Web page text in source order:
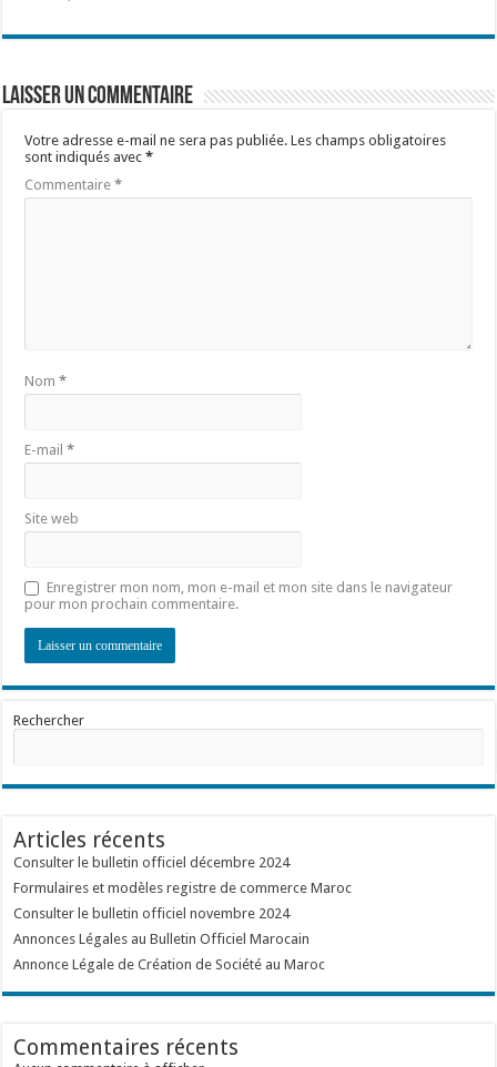
Laisser un commentaire
Votre adresse e-mail ne sera pas publiée. Les champs obligatoires
sont indiqués avec*
Commentaire*
Nom*
E-mail*
Site web
Enregistrer mon nom, mon e-mail et mon site dans le navigateur
pour mon prochain commentaire.
Rechercher
Articles récents
Consulter le bulletin officiel décembre 2024
Formulaires et modèles registre de commerce Maroc
Consulter le bulletin officiel novembre 2024
Annonces Légales au Bulletin Officiel Marocain
Annonce Légale de Création de Société au Maroc
Commentaires récents